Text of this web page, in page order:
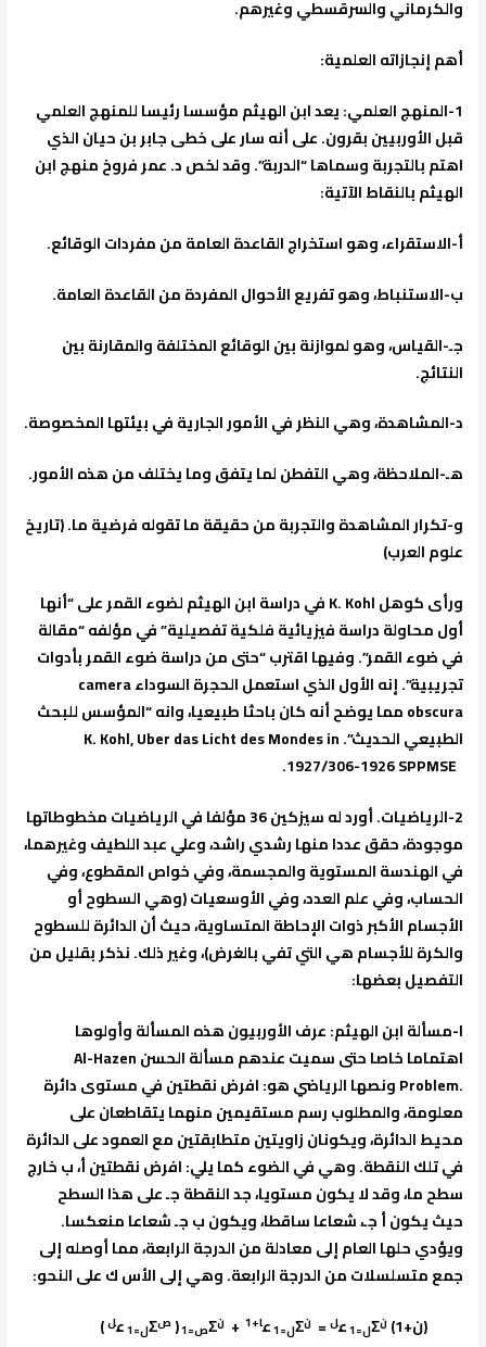
والكرماني والسرقسطي وغيرهم.
أهم إنجازاته العلمية:
1- المنهج العلمي: يعد ابن الهيثم مؤسسا رئيسا للمنهج العلمي
قبل الأوربيين بقرون. على أنه سار على خطى جابر بن حيان الذي
اهتم بالتجربة وسماها “الدربة”. وقد لخص د. عمر فروخ منهج ابن
الهيثم بالنقاط الآتية:
أ-الاستقراء، وهو استخراج القاعدة العامة من مفردات الوقائع.
ب-الاستنباط، وهو تفريع الأحوال المفردة من القاعدة العامة.
جـ-القياس، وهو لموازنة بين الوقائع المختلفة والمقارنة بين
النتائج.
د-المشاهدة، وهي النظر في الأمور الجارية في بيئتها المخصوصة.
هـ-الملاحظة، وهي التفطن لما يتفق وما يختلف من هذه الأمور.
و-تكرار المشاهدة والتجربة من حقيقة ما تقوله فرضية ما. (تاريخ
علوم العرب)
ورأى كوهلK. Kohlفي دراسة ابن الهيثم لضوء القمر على “أنها
أول محاولة دراسة فيزيائية فلكية تفصيلية” في مؤلفه “مقالة
في ضوء القمر”. وفيها اقترب “حتى من دراسة ضوء القمر بأدوات
تجريبية”. إنه الأول الذي استعمل الحجرة السوداءcamera
obscuraمما يوضح أنه كان باحثا طبيعيا، وانه “المؤسس للبحث
الطبيعي الحديث”.K. Kohl, Uber das Licht des Mondes in
SPPMSE
1926-1927/306.
2- الرياضيات.
أورد له سيزكين 36 مؤلفا في الرياضيات مخطوطاتها
موجودة، حقق عددا منها رشدي راشد، وعلي عبد اللطيف وغيرهما،
في الهندسة المستوية والمجسمة، وفي خواص المقطوع، وفي
الحساب، وفي علم العدد، وفي الأوسعيات (وهي السطوح أو
الأجسام الأكبر ذوات الإحاطة المتساوية، حيث أن الدائرة للسطوح
والكرة للأجسام هي التي تفي بالغرض)، وغير ذلك. نذكر بقليل من
التفصيل بعضها:
ا-مسألة ابن الهيثم: عرف الأوربيون هذه المسألة وأولوها
اهتماما خاصا حتى سميت عندهم مسألة الحسنAl-Hazen
Problem.ونصها الرياضي هو: افرض نقطتين في مستوى دائرة
معلومة، والمطلوب رسم مستقيمين منهما يتقاطعان على
محيط الدائرة، ويكونان زاويتين متطابقتين مع العمود على الدائرة
في تلك النقطة. وهي في الضوء كما يلي: افرض نقطتين أ، ب خارج
سطح ما، وقد لا يكون مستويا، جد النقطة جـ على هذا السطح
حيث يكون أ جـ، شعاعا ساقطا، ويكون ب جـ شعاعا منعكسا.
ويؤدي حلها العام إلى معادلة من الدرجة الرابعة، مما أوصله إلى
جمع متسلسلات من الدرجة الرابعة. وهي إلى الأس ك على النحو:
(ن+1)
نΣل=1 عل =نΣل=1 عا+1 +نΣص=1 (صΣل=1 عل)